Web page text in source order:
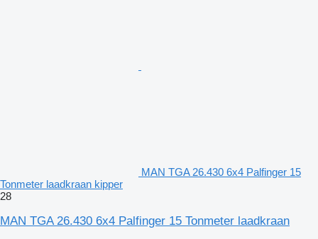
MAN TGA 26.430 6x4 Palfinger 15
Tonmeter laadkraan kipper
28
MAN TGA 26.430 6x4 Palfinger 15 Tonmeter laadkraan